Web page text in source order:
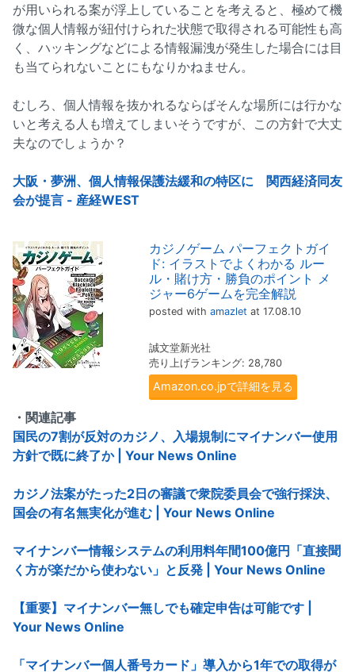
が用いられる案が浮上していることを考えると、極めて機
微な個人情報が紐付けられた状態で取得される可能性も高
く、ハッキングなどによる情報漏洩が発生した場合には目
も当てられないことにもなりかねません。
むしろ、個人情報を抜かれるならばそんな場所には行かな
いと考える人も増えてしまいそうですが、この方針で大丈
夫なのでしょうか？
大阪・夢洲、個人情報保護法緩和の特区に 関西経済同友
会が提言 - 産経WEST
カジノゲーム パーフェクトガイ
ド: イラストでよくわかる ルー
ル・賭け方・勝負のポイント メ
ジャー6ゲームを完全解説
posted with amazlet at 17.08.10
誠文堂新光社
売り上げランキング: 28,780
Amazon.co.jpで詳細を見る
・関連記事
国民の7割が反対のカジノ、入場規制にマイナンバー使用
方針で既に終了か | Your News Online
カジノ法案がたった2日の審議で衆院委員会で強行採決、
国会の有名無実化が進む | Your News Online
マイナンバー情報システムの利用料年間100億円「直接聞
く方が楽だから使わない」と反発 | Your News Online
【重要】マイナンバー無しでも確定申告は可能です |
Your News Online
「マイナンバー個人番号カード」導入から1年での取得が